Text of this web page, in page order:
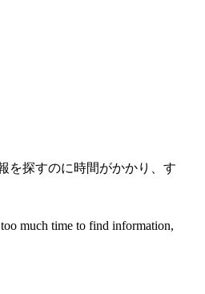
を探すのに時間がかかり、す
much time to find information,